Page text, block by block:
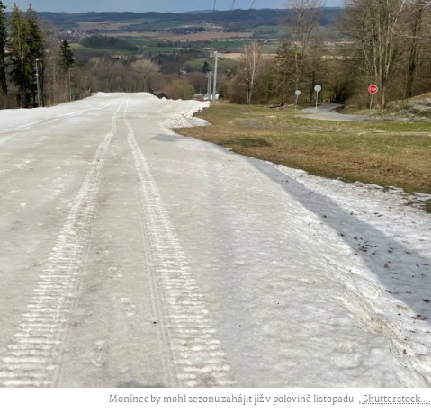
Monínec by mohl sezonu zahájit již v polovině listopadu. ,Shutterstock....